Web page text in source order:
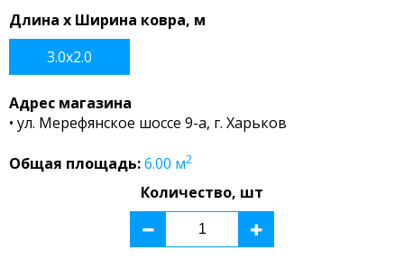
Длина x Ширина ковра, м
3.0x2.0
Адрес магазина
• ул. Мерефянское шоссе 9-а, г. Харьков
Общая площадь:6.00 м2
Количество, шт